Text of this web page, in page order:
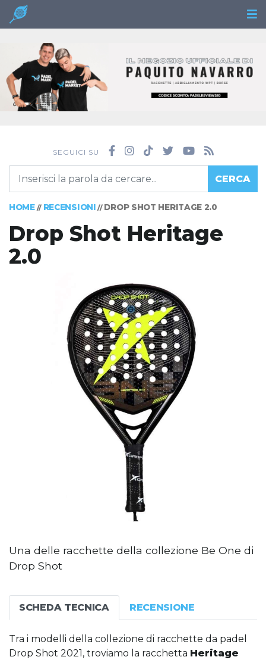
SEGUICI SU
CERCA
HOME// RECENSIONI // DROP SHOT HERITAGE 2.0
Drop Shot Heritage
2.0
Una delle racchette della collezione Be One di
Drop Shot
SCHEDA TECNICA RECENSIONE
Tra i modelli della collezione di racchette da padel
Drop Shot 2021, troviamo la racchetta Heritage